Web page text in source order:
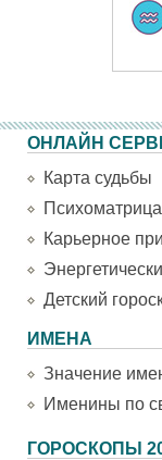
ОНЛАЙН
Карта судьбы
Психоматрица
Карьерное
Детский
ИМЕНА
Значение
Именины по
ГОРОСКОПЫ